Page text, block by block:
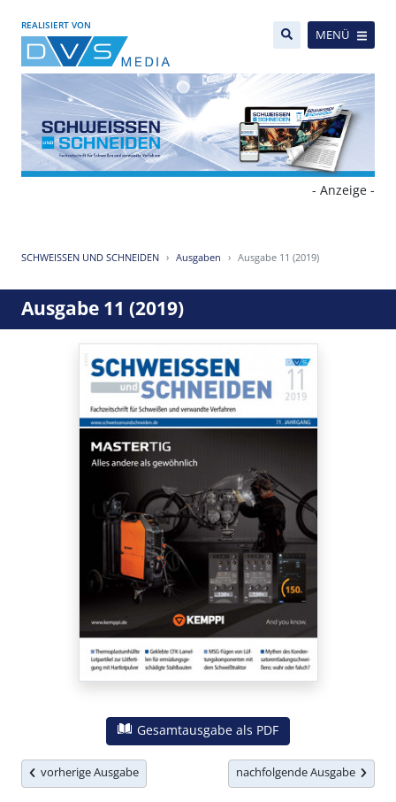
REALISIERT VON
MENÜ
- Anzeige -
SCHWEISSEN UND SCHNEIDEN Ausgaben Ausgabe 11 (2019)
Ausgabe 11 (2019)
Gesamtausgabe als PDF
vorherige Ausgabe nachfolgende Ausgabe